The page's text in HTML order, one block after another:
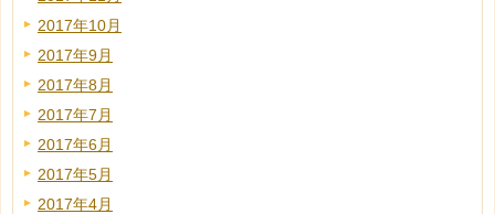
2017年10月
2017年9月
2017年8月
2017年7月
2017年6月
2017年5月
2017年4月